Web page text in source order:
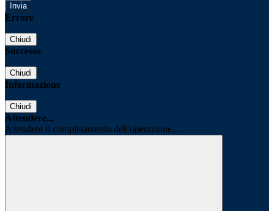
Errore
Chiudi
Successo
Chiudi
Informazione
Chiudi
Attendere...
Attendere il completamento dell'operazione...